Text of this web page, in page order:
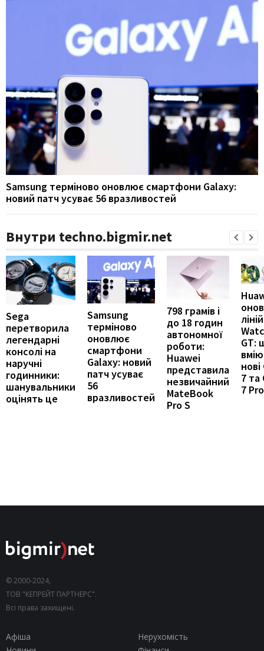
Samsung терміново оновлює смартфони Galaxy:
новий патч усуває 56 вразливостей
Внутри techno.bigmir.net
Sega
перетворила
легендарні
консолі на
наручні
годинники:
шанувальники
оцінять це
Samsung
терміново
оновлює
смартфони
Galaxy: новий
патч усуває
56
вразливостей
798 грамів і
до 18 годин
автономної
роботи:
Huawei
представила
незвичайний
MateBook
Pro S
GT:
нові
7 та
7 Pro
© 2000-2024,
ТОВ "КЕПРЕЙТ ПАРТНЕРС".
Всі права захищені.
Афіша
Нерухомість